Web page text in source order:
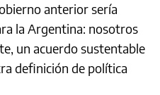
anterior sería
la Argentina: nosotros
un acuerdo sustentable
definición de política